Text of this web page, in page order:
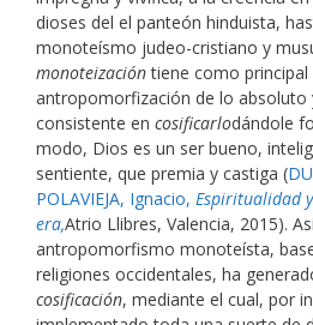
dioses del el panteón hinduista,
monoteísmo judeo-cristiano y
monoteizacióntiene como
antropomorfización de lo absoluto
consistente en cosificarlodándole
modo, Dios es un ser bueno,
sentiente, que premia y castiga (
POLAVIEJA, Ignacio, Espiritualidad
era,Atrio Llibres, Valencia, 2015).
antropomorfismo monoteísta,
religiones occidentales, ha
cosificación, mediante el cual, por